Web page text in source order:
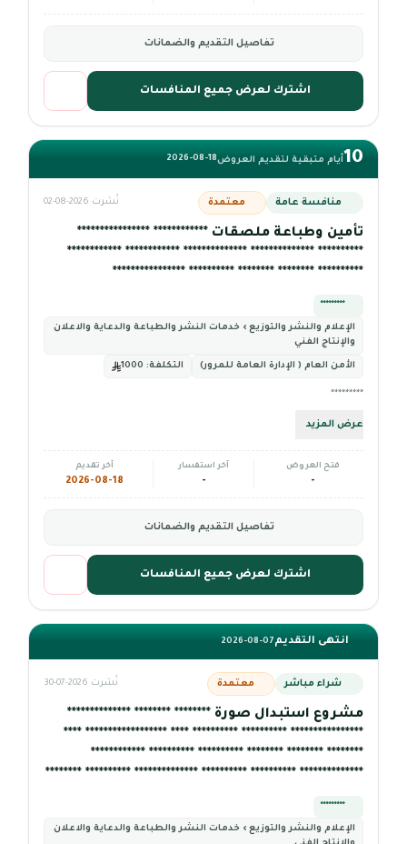
تفاصيل التقديم والضمانات
اشترك لعرض جميع المنافسات
10أيام متبقية لتقديم العروض2026-08-18
منافسة عامة معتمدة نُشرت 2026-08-02
تأمين وطباعة ملصقات ************ ****************
********** ************** ************** ************ ************
********** ******** ******** ********** ****************
*********
الإعلام والنشر والتوزيع › خدمات النشر والطباعة والدعاية والاعلان
والإنتاج الفني
الأمن العام ( الإدارة العامة للمرور) التكلفة:
*********
عرض المزيد
فتح العروض
-
آخر استفسار
-
آخر تقديم
2026-08-18
تفاصيل التقديم والضمانات
اشترك لعرض جميع المنافسات
انتهى التقديم2026-08-07
شراء مباشر معتمدة نُشرت 2026-07-30
مشروع استبدال صورة ******** ******** **************
**************** ********** ********** **** ****************** ****
******** ******** ******** ********** ********** ************
************** ********** ********** ************** ********** ********
*********
الإعلام والنشر والتوزيع › خدمات النشر والطباعة والدعاية والاعلان